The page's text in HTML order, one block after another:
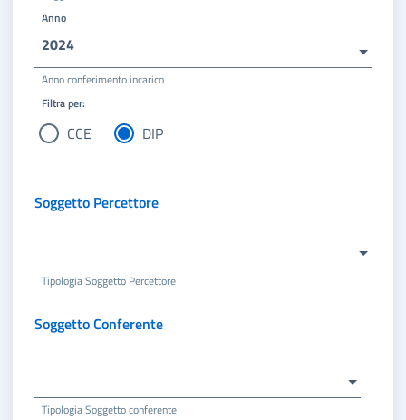
Anno
2024
Anno conferimento incarico
Filtra per:
CCE DIP
Soggetto Percettore
Tipologia Soggetto Percettore
Soggetto Conferente
Tipologia Soggetto conferente